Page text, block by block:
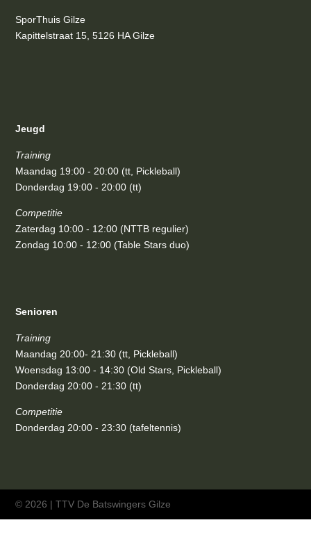
SporThuis Gilze
Kapittelstraat 15, 5126 HA Gilze
Jeugd
Training
Maandag 19:00 - 20:00 (tt, Pickleball)
Donderdag 19:00 - 20:00 (tt)
Competitie
Zaterdag 10:00 - 12:00 (NTTB regulier)
Zondag 10:00 - 12:00 (Table Stars duo)
Senioren
Training
Maandag 20:00- 21:30 (tt, Pickleball)
Woensdag 13:00 - 14:30 (Old Stars, Pickleball)
Donderdag 20:00 - 21:30 (tt)
Competitie
Donderdag 20:00 - 23:30 (tafeltennis)
© 2026 | TTV De Batswingers Gilze